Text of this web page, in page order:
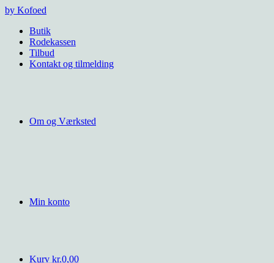
Videre
indhold
by Kofoed
Butik
Rodekassen
Tilbud
Kontakt og tilmelding
Om og Værksted
Min konto
Kurv kr.0,00